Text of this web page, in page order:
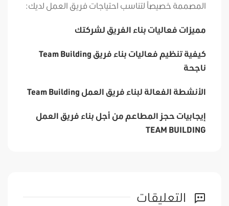
المصممة خصيصاً لتناسب احتياجات فريق العمل لديك:
مميزات فعاليات بناء الفريق لشركتك
كيفية تنظيم فعاليات بناء فريق Team Building
ناجحة
الأنشطة الفعالة لبناء فريق العمل Team Building
إيجابيات حجز المطاعم من أجل بناء فريق العمل
TEAM BUILDING
التعليقات